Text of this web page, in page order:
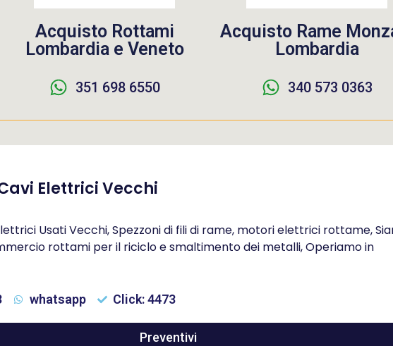
Acquisto Rottami
Lombardia e Veneto
351 698 6550
Acquisto Rame
Lombardia
340 573 0363
Elettrici Vecchi
Usati Vecchi, Spezzoni di fili di rame, motori elettrici rottame,
rottami per il riciclo e smaltimento dei metalli, Operiamo in
whatsapp Click: 4473
Preventivi